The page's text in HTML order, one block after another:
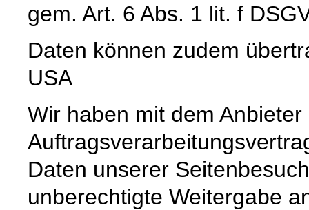
gem. Art. 6 Abs. 1 lit. f
Daten können zudem
USA
Wir haben mit dem Anbieter
Daten unserer
unberechtigte Weitergabe